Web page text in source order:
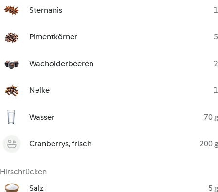
Sternanis 1
Pimentkörner 5
Wacholderbeeren 2
Nelke 1
Wasser 70 g
Cranberrys, frisch 200 g
Hirschrücken
Salz
5 g